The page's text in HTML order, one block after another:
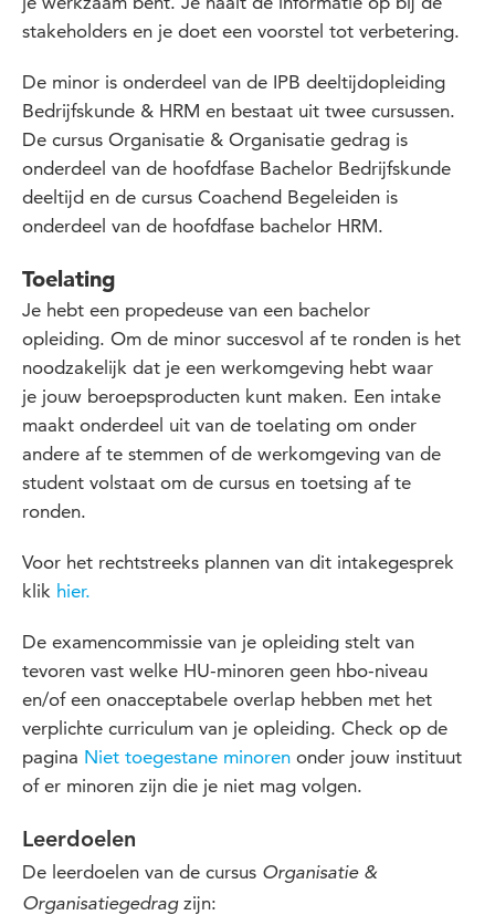
stakeholders en je doet een voorstel tot verbetering.
De minor is onderdeel van de IPB deeltijdopleiding
Bedrijfskunde & HRM en bestaat uit twee cursussen.
De cursus Organisatie & Organisatie gedrag is
onderdeel van de hoofdfase Bachelor Bedrijfskunde
deeltijd en de cursus Coachend Begeleiden is
onderdeel van de hoofdfase bachelor HRM.
Toelating
Je hebt een propedeuse van een bachelor
opleiding. Om de minor succesvol af te ronden is het
noodzakelijk dat je een werkomgeving hebt waar
je jouw beroepsproducten kunt maken. Een intake
maakt onderdeel uit van de toelating om onder
andere af te stemmen of de werkomgeving van de
student volstaat om de cursus en toetsing af te
ronden.
Voor het rechtstreeks plannen van dit intakegesprek
klik hier.
De examencommissie van je opleiding stelt van
tevoren vast welke HU-minoren geen hbo-niveau
en/of een onacceptabele overlap hebben met het
verplichte curriculum van je opleiding. Check op de
pagina Niet toegestane minoren onder jouw instituut
of er minoren zijn die je niet mag volgen.
Leerdoelen
De leerdoelen van de cursus Organisatie &
Organisatiegedragzijn: